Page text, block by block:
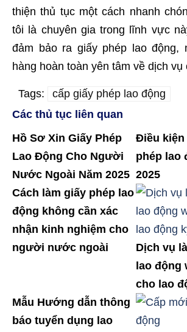
thiện thủ tục một cách nhanh
tôi là chuyên gia trong lĩnh vực
đảm bảo ra giấy phép lao động,
hàng hoàn toàn yên tâm về dịch vụ
Tags:
cấp giấy phép lao động
Các thủ tục liên quan
Hồ Sơ Xin Giấy Phép
Lao Động Cho Người
Nước Ngoài Năm 2025
Điều kiện
phép lao
2025
Cách làm giấy phép lao
động không cần xác
nhận kinh nghiệm cho
người nước ngoài
Dịch vụ
lao động
cho lao
Mẫu Hướng dẫn thông
báo tuyển dụng lao